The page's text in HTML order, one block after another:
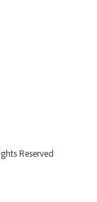
Reserved